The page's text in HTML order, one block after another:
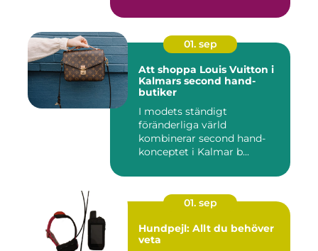
01. sep
Att shoppa Louis Vuitton i
Kalmars second hand-
butiker
I modets ständigt
föränderliga värld
kombinerar second hand-
konceptet i Kalmar b...
01. sep
Hundpejl: Allt du behöver
veta